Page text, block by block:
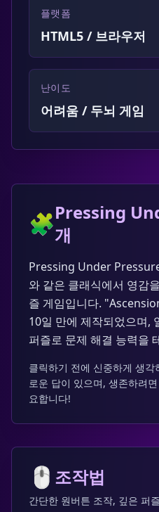
플랫폼
HTML5 / 브라우저
난이도
어려움 / 두뇌 게임
🧩Pressing
개
Pressing Under
와 같은 클래식에서 영감
즐 게임입니다.
10일 만에 제작되었으며,
퍼즐로 문제 해결 능력을
클릭하기 전에 신중하게 생
로운 답이 있으며, 생존하려
요합니다!
🖱️ 조작법
간단한 원버튼 조작, 깊은 퍼